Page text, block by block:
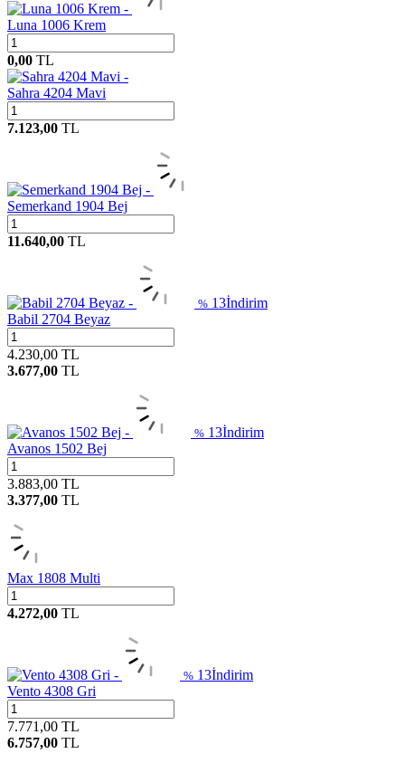
Luna 1006 Krem
0,00 TL
Sahra 4204 Mavi
7.123,00 TL
Semerkand 1904 Bej
11.640,00 TL
% 13İndirim
Babil 2704 Beyaz
4.230,00 TL
3.677,00 TL
% 13İndirim
Avanos 1502 Bej
3.883,00 TL
3.377,00 TL
Max 1808 Multi
4.272,00 TL
% 13İndirim
Vento 4308 Gri
7.771,00 TL
6.757,00 TL